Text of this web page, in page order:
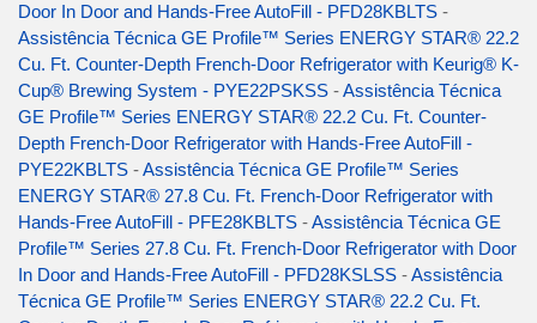
Door In Door and Hands-Free AutoFill - PFD28KBLTS -
Assistência Técnica GE Profile™ Series ENERGY STAR® 22.2
Cu. Ft. Counter-Depth French-Door Refrigerator with Keurig® K-
Cup® Brewing System - PYE22PSKSS -Assistência Técnica
GE Profile™ Series ENERGY STAR® 22.2 Cu. Ft. Counter-
Depth French-Door Refrigerator with Hands-Free AutoFill -
PYE22KBLTS -Assistência Técnica GE Profile™ Series
ENERGY STAR® 27.8 Cu. Ft. French-Door Refrigerator with
Hands-Free AutoFill - PFE28KBLTS -Assistência Técnica GE
Profile™ Series 27.8 Cu. Ft. French-Door Refrigerator with Door
In Door and Hands-Free AutoFill - PFD28KSLSS -Assistência
Técnica GE Profile™ Series ENERGY STAR® 22.2 Cu. Ft.